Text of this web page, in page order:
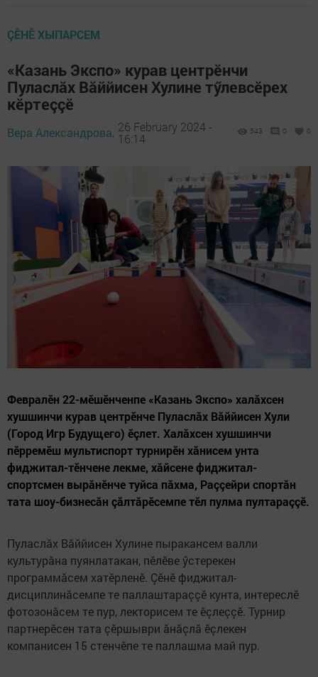
ÇӖНӖ ХЫПАРСЕМ
«Казань Экспо» курав центрӗнчи
Пуласлăх Вăййисен Хулине тӳлевсӗрех
кӗртеççӗ
Вера Александрова, 26 February 2024 -
16:14
543 0 0
Февралӗн 22-мӗшӗнченпе «Казань Экспо» халăхсен
хушшинчи курав центрӗнче Пуласлăх Вăййисен Хули
(Город Игр Будущего) ӗçлет. Халăхсен хушшинчи
пӗрремӗш мультиспорт турнирӗн хăнисем унта
фиджитал-тӗнчене лекме, хăйсене фиджитал-
спортсмен вырăнӗнче туйса пăхма, Раççейри спортăн
тата шоу-бизнесăн çăлтăрӗсемпе тӗл пулма пултараççӗ.
Пуласлăх Вăййисен Хулине пыракансем валли
культурăна пуянлатакан, пӗлӗве ӳстерекен
программăсем хатӗрленӗ. Çӗнӗ фиджитал-
дисциплинăсемпе те паллаштараççӗ кунта, интереслӗ
фотозонăсем те пур, лекторисем те ӗçлеççӗ. Турнир
партнерӗсен тата çӗршыври ăнăçлă ӗçлекен
компанисен 15 стенчӗпе те паллашма май пур.